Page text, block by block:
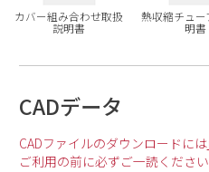
カバー組み合わせ取扱
説明書
熱収縮チュー
明書
CADデータ
CADファイルのダウンロードには
ご利用の前に必ずご一読くださ